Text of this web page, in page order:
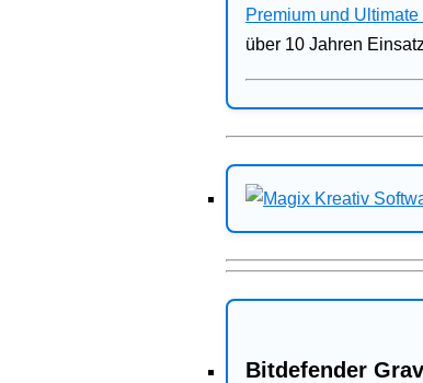
Premium und
über 10 Jahren
Bitdefender